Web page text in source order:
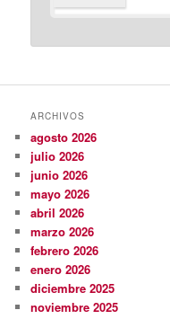
ARCHIVOS
agosto 2026
julio 2026
junio 2026
mayo 2026
abril 2026
marzo 2026
febrero 2026
enero 2026
diciembre 2025
noviembre 2025